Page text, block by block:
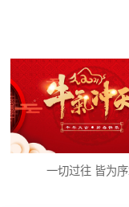
一切过往 皆为